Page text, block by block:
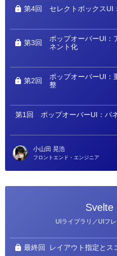
第4回 セレクトボックスUI
第3回
ポップオーバーUI：
ネント化
第2回
ポップオーバーUI：
整
第1回 ポップオーバーUI：パ
小山田 晃浩
フロントエンド・エンジニア
Svelte
リ
ー
UIライブラリ／UIフ
最終回 レイアウト指定とス